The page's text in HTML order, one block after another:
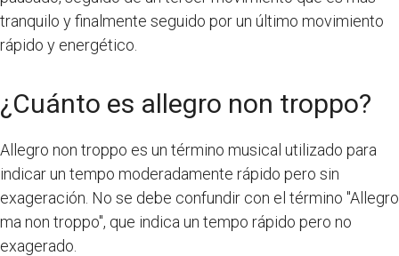
tranquilo y finalmente seguido por un último movimiento
rápido y energético.
¿Cuánto es allegro non troppo?
Allegro non troppo es un término musical utilizado para
indicar un tempo moderadamente rápido pero sin
exageración. No se debe confundir con el término "Allegro
ma non troppo", que indica un tempo rápido pero no
exagerado.